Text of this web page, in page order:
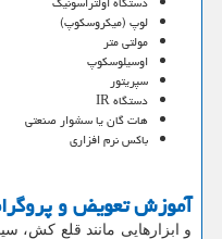
لوپ (میکروسکوپ)
مولتی متر
اوسیلوسکوپ
سپریتور
دستگاه IR
هات گان یا سشوار صنعتی
باکس نرم افزاری
آموزش تعویض و
و ابزارهایی مانند قلع کش،